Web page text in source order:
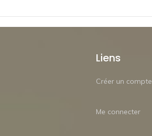
Liens
Créer un compte
Me connecter